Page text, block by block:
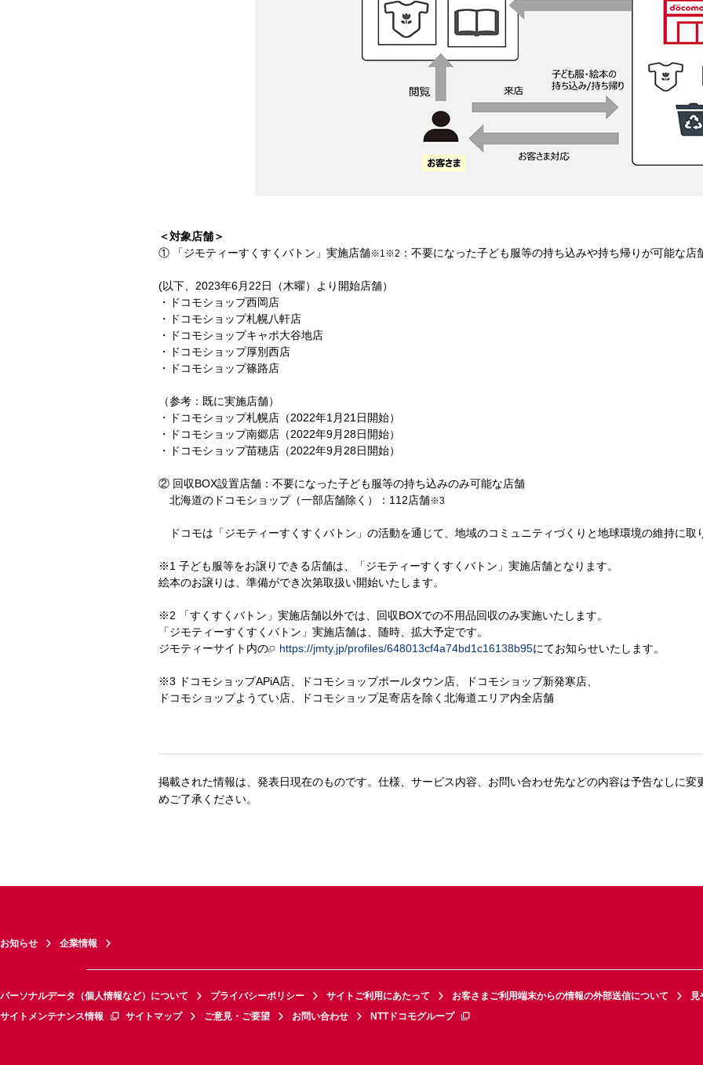
＜対象店舗＞
① 「ジモティーすくすくバトン」実施店舗※1※2 ：不要になった子ども服等の持ち込みや持ち帰りが可能な店
(以下、2023年6月22日（木曜）より開始店舗）
・ドコモショップ西岡店
・ドコモショップ札幌八軒店
・ドコモショップキャポ大谷地店
・ドコモショップ厚別西店
・ドコモショップ篠路店
（参考：既に実施店舗）
・ドコモショップ札幌店（2022年1月21日開始）
・ドコモショップ南郷店（2022年9月28日開始）
・ドコモショップ苗穂店（2022年9月28日開始）
② 回収BOX設置店舗：不要になった子ども服等の持ち込みのみ可能な店舗
北海道のドコモショップ（一部店舗除く）：112店舗※3
ドコモは「ジモティーすくすくバトン」の活動を通じて、地域のコミュニティづくりと地球環境の維持に取
※1 子ども服等をお譲りできる店舗は、「ジモティーすくすくバトン」実施店舗となります。
絵本のお譲りは、準備ができ次第取扱い開始いたします。
※2 「すくすくバトン」実施店舗以外では、回収BOXでの不用品回収のみ実施いたします。
「ジモティーすくすくバトン」実施店舗は、随時、拡大予定です。
ジモティーサイト内の
https://jmty.jp/profiles/648013cf4a74bd1c16138b95にてお知らせいたします。
※3 ドコモショップAPiA店、ドコモショップポールタウン店、ドコモショップ新発寒店、
ドコモショップようてい店、ドコモショップ足寄店を除く北海道エリア内全店舗
掲載された情報は、発表日現在のものです。仕様、サービス内容、お問い合わせ先などの内容は予告なしに
めご了承ください。
お知らせ 企業情報
パーソナルデータ（個人情報など）について プライバシーポリシー サイトご利用にあたって お客さまご利用端末からの情報の外部送信について
見
サイトメンテナンス情報
サイトマップ ご意見・ご要望 お問い合わせ NTTドコモグループ